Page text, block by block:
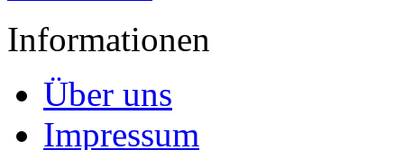
Informationen
Über uns
Impressum